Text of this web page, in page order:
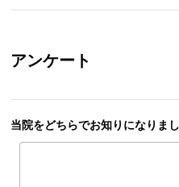
アンケート
当院をどちらでお知りになりま